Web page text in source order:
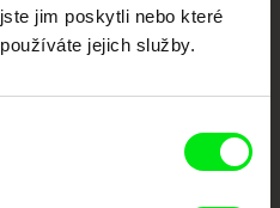
jim poskytli nebo které
jejich služby.
spolupráce 7 klíčových evropských
do Doc Alliance. Naším cílem je
propagovat jeho rozmanitost a
Alliance